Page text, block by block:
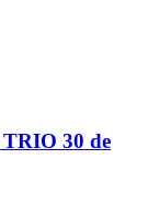
30 de